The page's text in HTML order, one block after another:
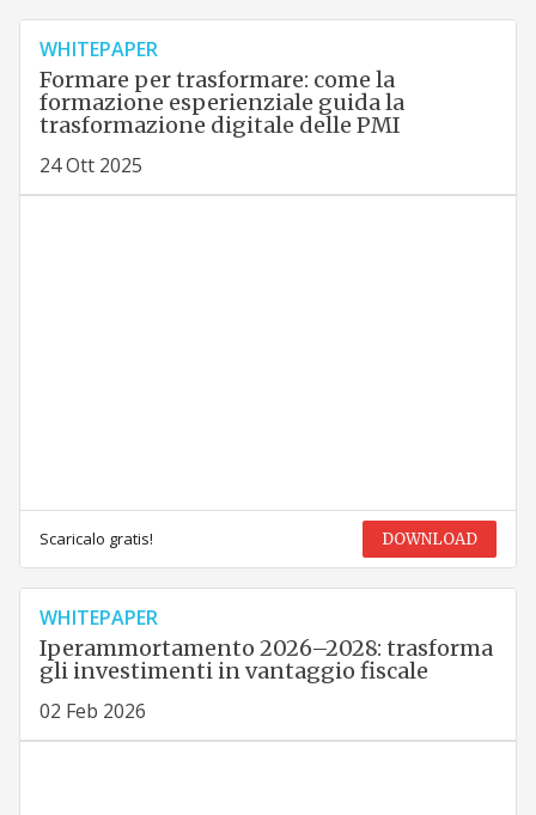
WHITEPAPER
Formare per trasformare: come la
formazione esperienziale guida la
trasformazione digitale delle PMI
24 Ott 2025
Scaricalo gratis! DOWNLOAD
WHITEPAPER
Iperammortamento 2026–2028: trasforma
gli investimenti in vantaggio fiscale
02 Feb 2026